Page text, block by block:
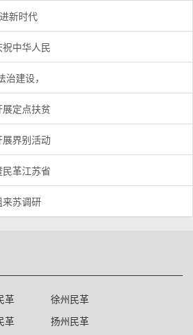
新时代
中华人民
建设，
定点扶贫
界别活动
革江苏省
苏调研
革
徐州民革
革
扬州民革